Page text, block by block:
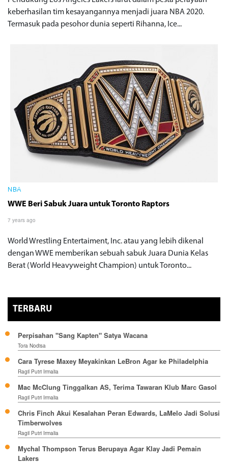
keberhasilan tim kesayangannya menjadi juara NBA 2020.
Termasuk pada pesohor dunia seperti Rihanna, Ice...
NBA
WWE Beri Sabuk Juara untuk Toronto Raptors
7 years ago
World Wrestling Entertaiment, Inc. atau yang lebih dikenal
dengan WWE memberikan sebuah sabuk Juara Dunia Kelas
Berat (World Heavyweight Champion) untuk Toronto...
TERBARU
Perpisahan "Sang Kapten" Satya Wacana
Tora Nodisa
Cara Tyrese Maxey Meyakinkan LeBron Agar ke Philadelphia
Ragil Putri Irmalia
Mac McClung Tinggalkan AS, Terima Tawaran Klub Marc Gasol
Ragil Putri Irmalia
Chris Finch Akui Kesalahan Peran Edwards, LaMelo Jadi Solusi
Timberwolves
Ragil Putri Irmalia
Mychal Thompson Terus Berupaya Agar Klay Jadi Pemain
Lakers